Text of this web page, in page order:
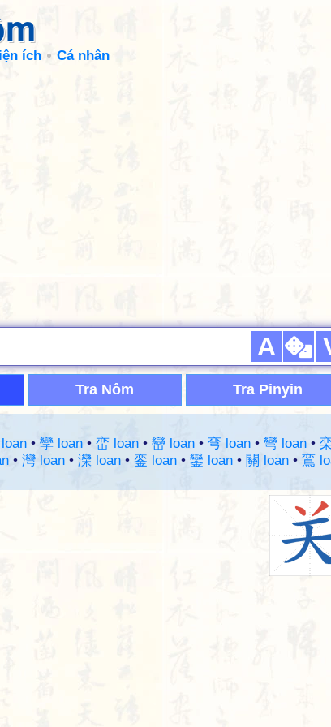
ích Cá nhân
A
Tra Nôm Tra Pinyin
• 孿 loan • 峦 loan • 巒 loan • 弯 loan • 彎 loan •
• 灣 loan • 灤 loan • 銮 loan • 鑾 loan • 關 loan • 鵉